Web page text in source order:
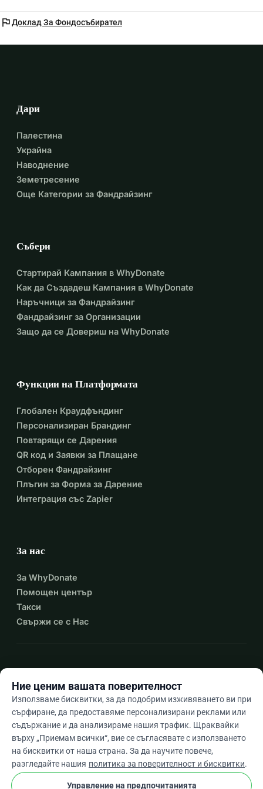
flagДоклад За Фондосъбирател
Дари
Палестина
Украйна
Наводнение
Земетресение
Още Категории за Фандрайзинг
Събери
Стартирай Кампания в WhyDonate
Как да Създадеш Кампания в WhyDonate
Наръчници за Фандрайзинг
Фандрайзинг за Организации
Защо да се Довериш на WhyDonate
Функции на Платформата
Глобален Краудфъндинг
Персонализиран Брандинг
Повтарящи се Дарения
QR код и Заявки за Плащане
Отборен Фандрайзинг
Плъгин за Форма за Дарение
Интеграция със Zapier
За нас
За WhyDonate
Помощен център
Такси
Свържи се с Нас
Bgarrow_drop_down
★★★★★4,9 / 5 въз основа на 500+ отзива
Ние ценим вашата поверителност
Използваме бисквитки, за да подобрим изживяването ви при
сърфиране, да предоставяме персонализирани реклами или
съдържание и да анализираме нашия трафик. Щраквайки
върху „Приемам всички“, вие се съгласявате с използването
на бисквитки от наша страна. За да научите повече,
разгледайте нашия политика за поверителност и бисквитки.
Управление на предпочитанията